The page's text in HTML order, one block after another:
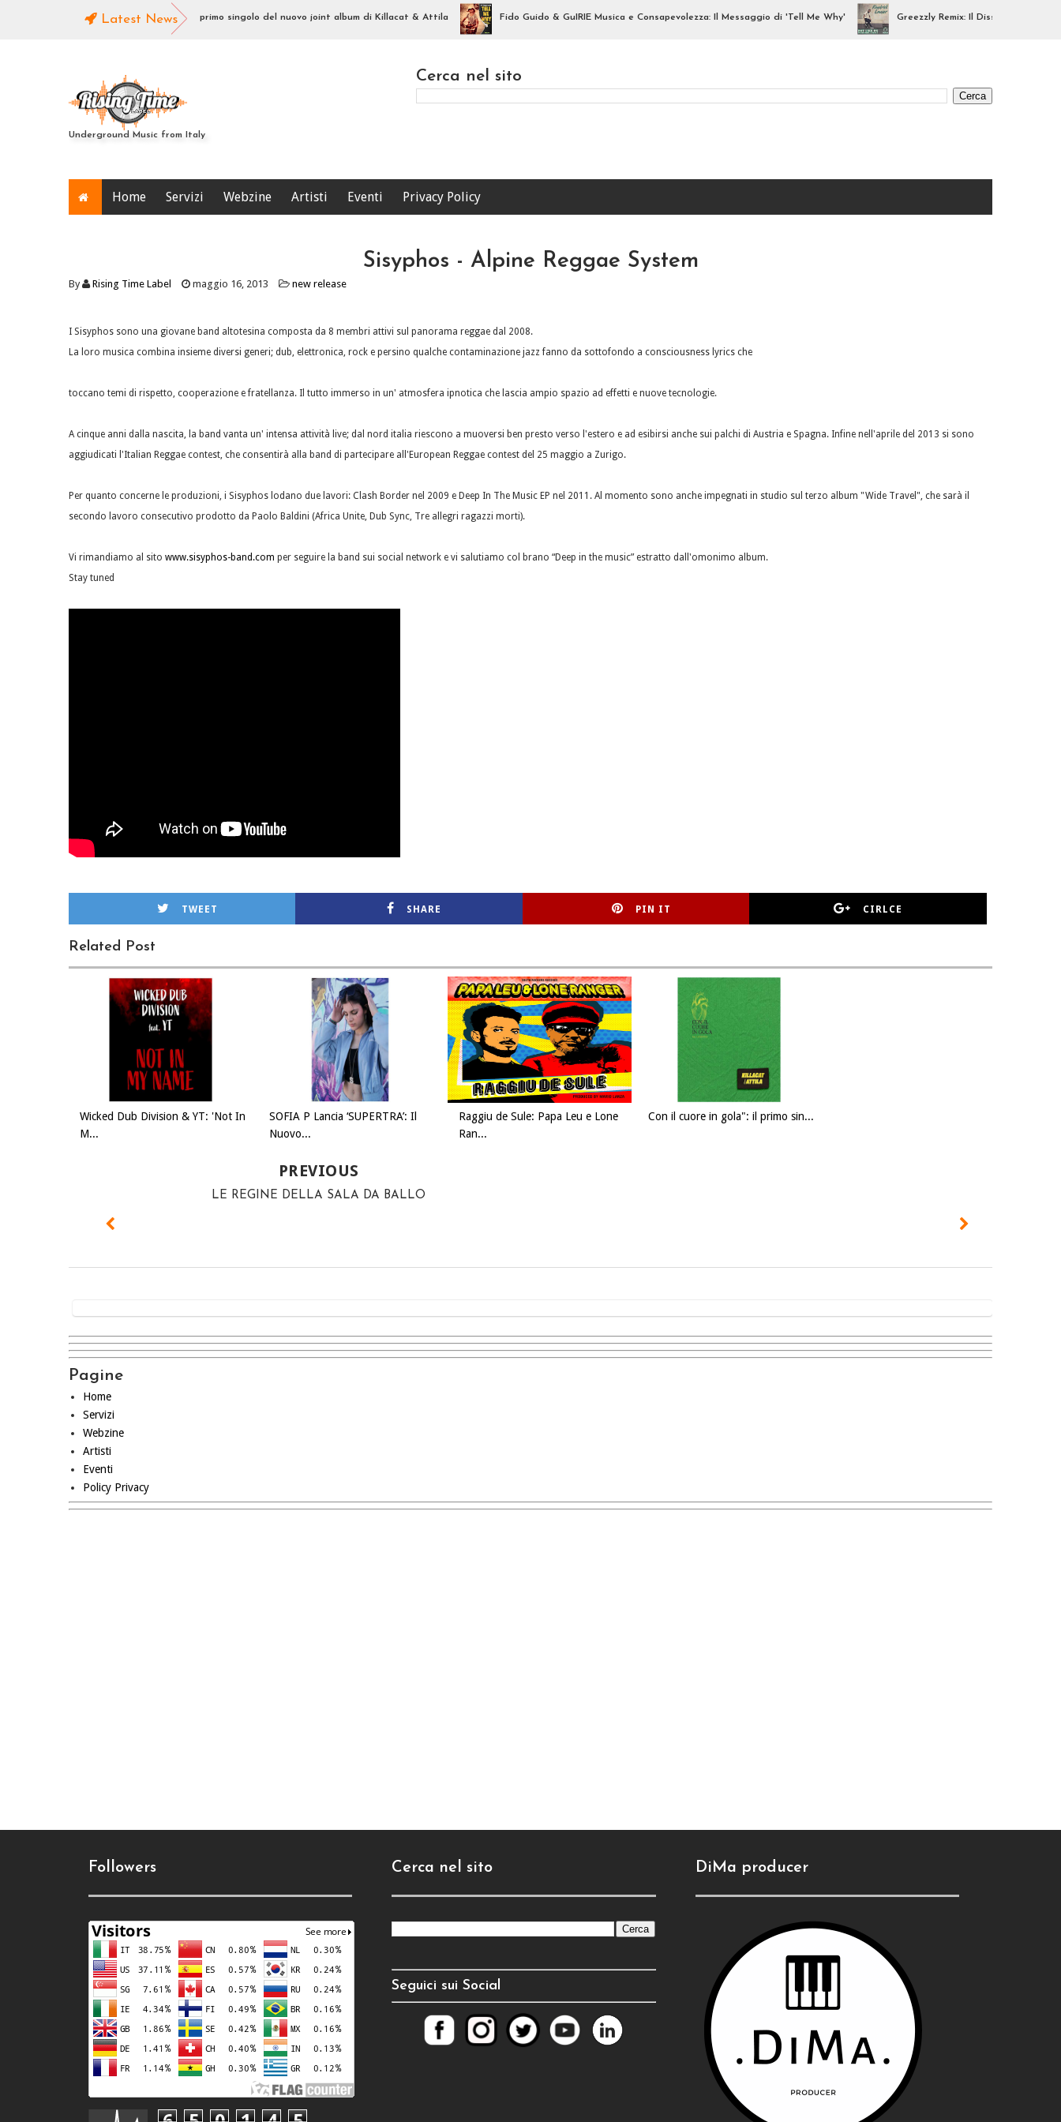
Latest News
Con il cuore in gola": il primo singolo del nuovo joint album di Killacat & Attila Fido Guido & GuIRIE Musica e Consapevolezza: Il Messaggio di 'Tell Me Why' Greezzly Remix: Il Diss di Kendrick
Underground Music from Italy
Cerca nel sito
Home Servizi Webzine Artisti Eventi Privacy Policy
Sisyphos - Alpine Reggae System
By Rising Time Label maggio 16, 2013 new release
I Sisyphos sono una giovane band altotesina composta da 8 membri attivi sul panorama reggae dal 2008.
La loro musica combina insieme diversi generi; dub, elettronica, rock e persino qualche contaminazione jazz fanno da sottofondo a consciousness lyrics che
toccano temi di rispetto, cooperazione e fratellanza. Il tutto immerso in un' atmosfera ipnotica che lascia ampio spazio ad effetti e nuove tecnologie.
A cinque anni dalla nascita, la band vanta un' intensa attività live; dal nord italia riescono a muoversi ben presto verso l'estero e ad esibirsi anche sui palchi di Austria e Spagna. Infine nell'aprile del 2013 si sono
aggiudicati l'Italian Reggae contest, che consentirà alla band di partecipare all'European Reggae contest del 25 maggio a Zurigo.
Per quanto concerne le produzioni, i Sisyphos lodano due lavori: Clash Border nel 2009 e Deep In The Music EP nel 2011. Al momento sono anche impegnati in studio sul terzo album "Wide Travel", che sarà il
secondo lavoro consecutivo prodotto da Paolo Baldini (Africa Unite, Dub Sync, Tre allegri ragazzi morti).
Vi rimandiamo al sito www.sisyphos-band.com per seguire la band sui social network e vi salutiamo col brano “Deep in the music” estratto dall'omonimo album.
Stay tuned
TWEET SHARE PIN IT CIRLCE
Related Post
Wicked Dub Division & YT: 'Not In
M...
SOFIA P Lancia ‘SUPERTRA’: Il
Nuovo...
Raggiu de Sule: Papa Leu e Lone
Ran...
Con il cuore in gola": il primo sin...
PREVIOUS
LE REGINE DELLA SALA DA BALLO
Pagine
Home
Servizi
Webzine
Artisti
Eventi
Policy Privacy
Followers Cerca nel sito
Seguici sui Social
DiMa producer